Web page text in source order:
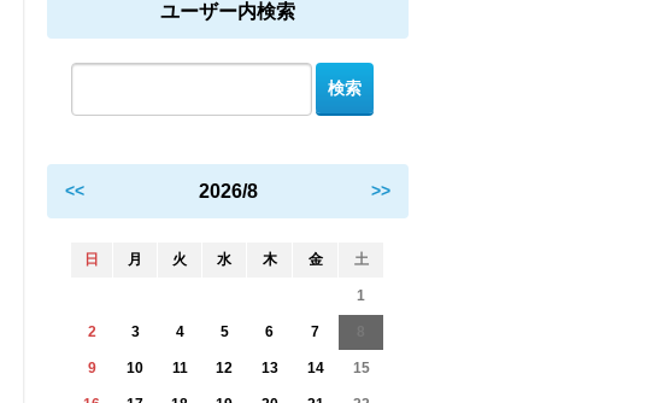
ユーザー内検索
<< 2026/8 >>
日 月 火 水 木 金 土
1
2 3 4 5 6 7
9 10 11 12 13 14 15